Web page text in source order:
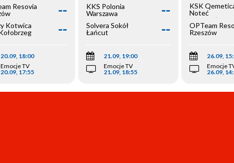
Resovia
--
Kotwica
--
20.09, 18:00
Emocje TV
20.09, 17:55
KKS Polonia
Warszawa
--
Solvera Sokół
Łańcut
--
21.09, 19:00
Emocje TV
21.09, 18:55
KSK
Noteć
Inowrocław
OPTeam
Rzeszów
26.09,
Emocje
26.09,